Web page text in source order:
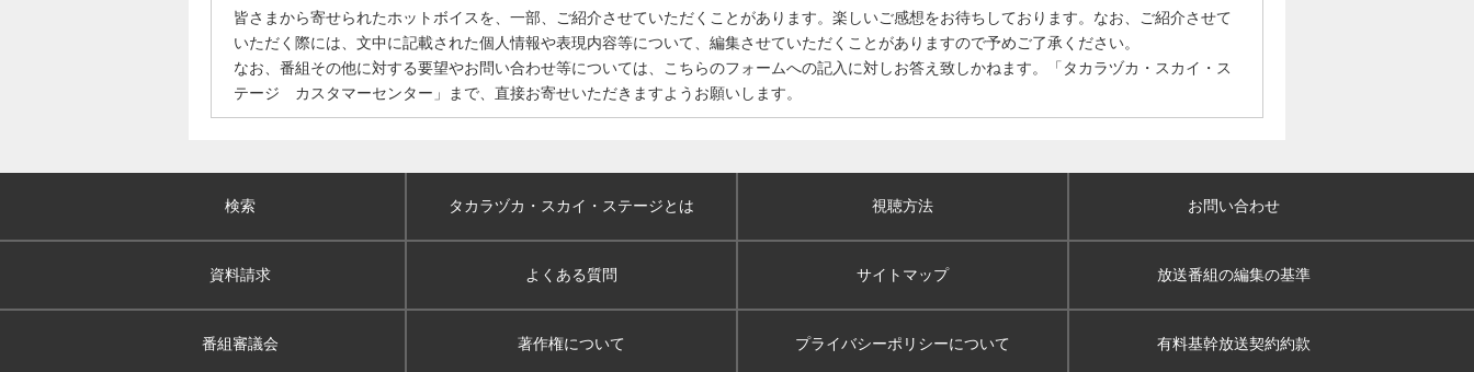
皆さまから寄せられたホットボイスを、一部、ご紹介させていただくことがあります。楽しいご感想をお待ちしております。なお、ご紹介させて
いただく際には、文中に記載された個人情報や表現内容等について、編集させていただくことがありますので予めご了承ください。
なお、番組その他に対する要望やお問い合わせ等については、こちらのフォームへの記入に対しお答え致しかねます。「タカラヅカ・スカイ・ス
テージ カスタマーセンター」まで、直接お寄せいただきますようお願いします。
検索 タカラヅカ・スカイ ・ステージとは 視聴方法 お問い合わせ
資料請求 よくある質問 サイトマップ 放送番組の編集の基準
番組審議会 著作権について プライバシーポリシーについて 有料基幹放送契約約款